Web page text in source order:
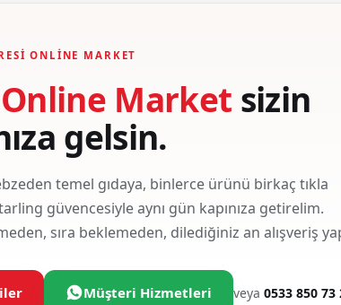
ONLINE MARKET
Market sizin
gelsin.
temel gıdaya, binlerce ürünü birkaç tıkla
güvencesiyle aynı gün kapınıza getirelim.
sıra beklemeden, dilediğiniz an alışveriş
Müşteri Hizmetleri veya 0533 850 73